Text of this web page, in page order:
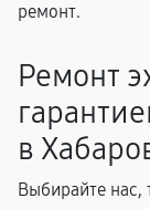
ремонт.
Ремонт
в
Выбирайте нас,